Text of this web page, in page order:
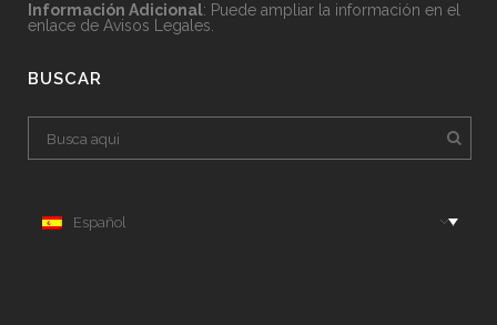
Información Adicional: Puede ampliar la información en el
enlace de Avisos Legales
BUSCAR
Español